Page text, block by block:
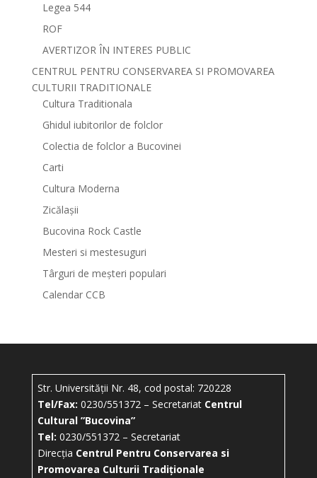
Legea 544
ROF
AVERTIZOR ÎN INTERES PUBLIC
CENTRUL PENTRU CONSERVAREA SI PROMOVAREA
CULTURII TRADITIONALE
Cultura Traditionala
Ghidul iubitorilor de folclor
Colectia de folclor a Bucovinei
Carti
Cultura Moderna
Zicălașii
Bucovina Rock Castle
Mesteri si mestesuguri
Târguri de meșteri populari
Calendar CCB
Str. Universității Nr. 48, cod postal: 720228
Tel/Fax: 0230/551372 – Secretariat Centrul
Cultural ”Bucovina”
Tel: 0230/551372 – Secretariat
Direcția Centrul Pentru Conservarea si
Promovarea Culturii Tradiționale